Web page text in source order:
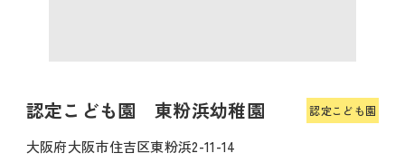
認定こども園 東粉浜幼稚園 認定こども園
大阪府大阪市住吉区東粉浜2-11-14